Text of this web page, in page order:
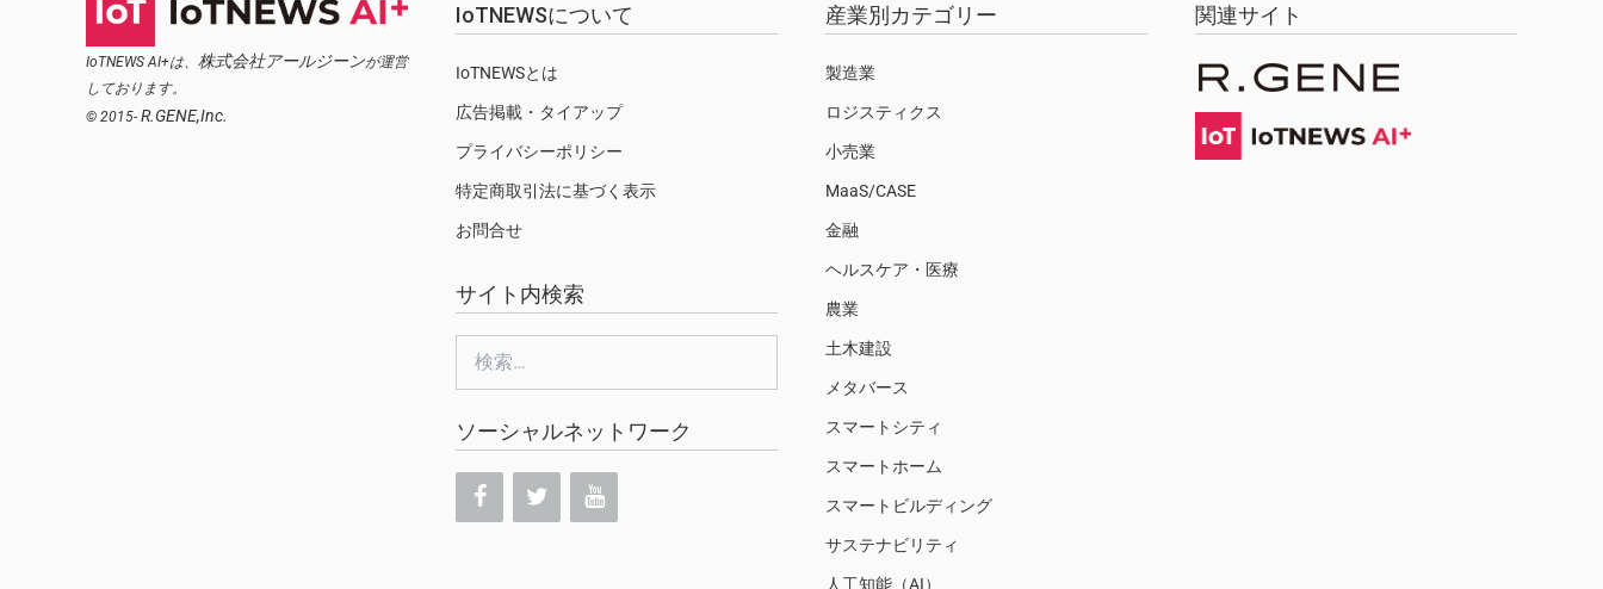
IoTNEWS AI+は、 株式会社アールジーンが運営
しております。
© 2015- R.GENE,Inc.
IoTNEWSについて
IoTNEWSとは
広告掲載・タイアップ
プライバシーポリシー
特定商取引法に基づく表示
お問合せ
サイト内検索
ソーシャルネットワーク
産業別カテゴリー
製造業
ロジスティクス
小売業
MaaS/CASE
金融
ヘルスケア・医療
農業
土木建設
メタバース
スマートシティ
スマートホーム
スマートビルディング
サステナビリティ
人工知能（AI）
関連サイト